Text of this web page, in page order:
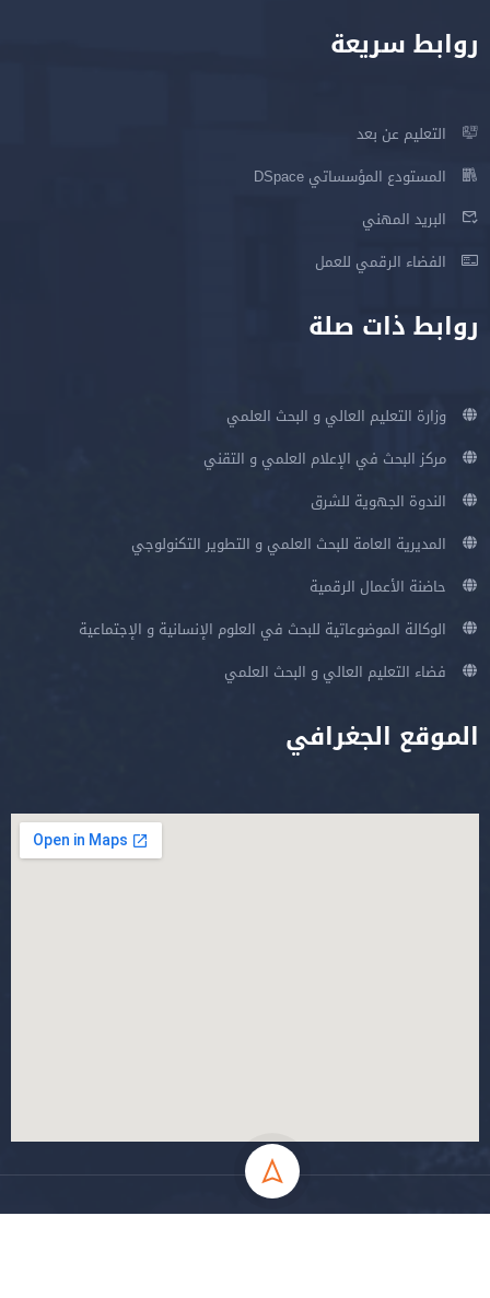
روابط سريعة
التعليم عن بعد
المستودع المؤسساتي DSpace
البريد المهني
الفضاء الرقمي للعمل
روابط ذات صلة
وزارة التعليم العالي و البحث العلمي
مركز البحث في الإعلام العلمي و التقني
الندوة الجهوية للشرق
المديرية العامة للبحث العلمي و التطوير التكنولوجي
حاضنة الأعمال الرقمية
الوكالة الموضوعاتية للبحث في العلوم الإنسانية و الإجتماعية
فضاء التعليم العالي و البحث العلمي
الموقع الجغرافي
جميع الحقوق محفوظة جامعة المسيلة - 2024